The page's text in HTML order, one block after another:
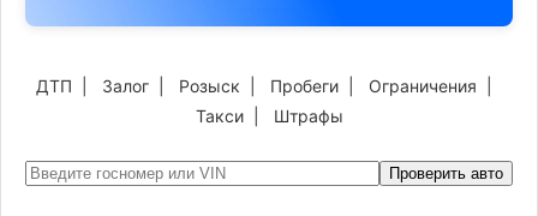
ДТП Залог Розыск Пробеги Ограничения
Такси| Штрафы
Проверить авто